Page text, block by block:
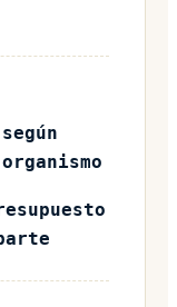
según
organismo